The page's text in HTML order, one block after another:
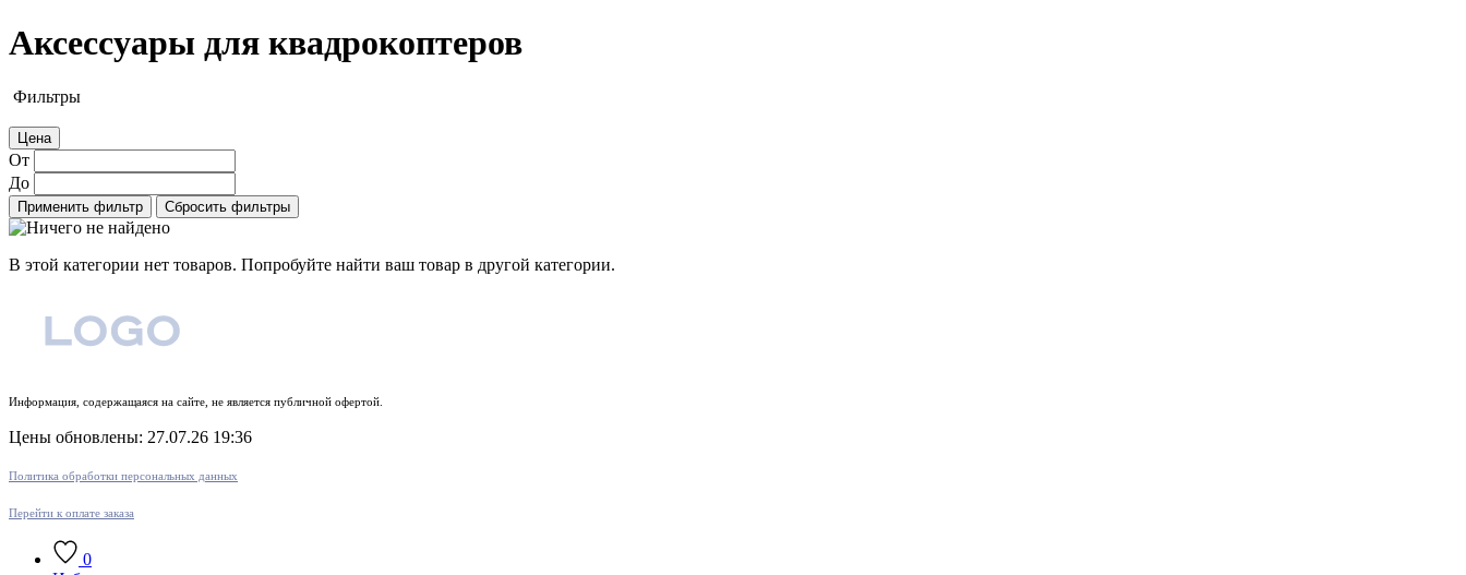
Аксессуары для квадрокоптеров
Фильтры
Цена
От
До
Применить фильтр Сбросить фильтры
В этой категории нет товаров. Попробуйте найти ваш товар в другой категории.
Информация, содержащаяся на сайте, не является публичной офертой.
Цены обновлены: 27.07.26 19:36
Политика обработки персональных данных
Перейти к оплате заказа
0